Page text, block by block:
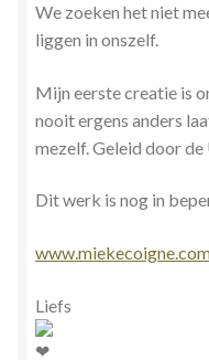
We zoeken het niet
liggen in onszelf.
Mijn eerste creatie is
nooit ergens anders
mezelf. Geleid door
Dit werk is nog in
Liefs